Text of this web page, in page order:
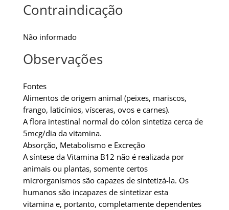
Contraindicação
Não informado
Observações
Fontes
Alimentos de origem animal (peixes, mariscos,
frango, laticínios, vísceras, ovos e carnes).
A flora intestinal normal do cólon sintetiza cerca de
5mcg/dia da vitamina.
Absorção, Metabolismo e Excreção
A síntese da Vitamina B12 não é realizada por
animais ou plantas, somente certos
microrganismos são capazes de sintetizá-la. Os
humanos são incapazes de sintetizar esta
vitamina e, portanto, completamente dependentes